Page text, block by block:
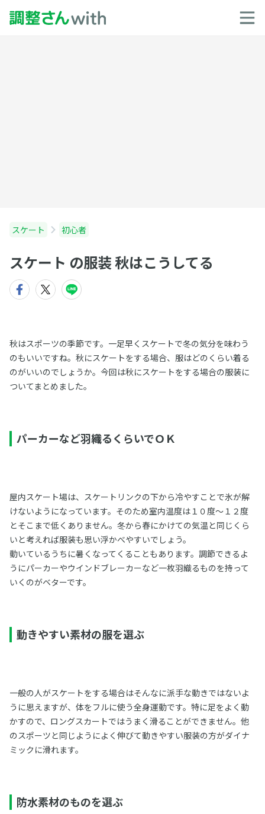
スケート 初心者
スケート の服装 秋はこうしてる
秋はスポーツの季節です。一足早くスケートで冬の気分を味わう
のもいいですね。秋にスケートをする場合、服はどのくらい着る
のがいいのでしょうか。今回は秋にスケートをする場合の服装に
ついてまとめました。
パーカーなど羽織るくらいでＯＫ
屋内スケート場は、スケートリンクの下から冷やすことで氷が解
けないようになっています。そのため室内温度は１０度～１２度
とそこまで低くありません。冬から春にかけての気温と同じくら
いと考えれば服装も思い浮かべやすいでしょう。
動いているうちに暑くなってくることもあります。調節できるよ
うにパーカーやウインドブレーカーなど一枚羽織るものを持って
いくのがベターです。
動きやすい素材の服を選ぶ
一般の人がスケートをする場合はそんなに派手な動きではないよ
うに思えますが、体をフルに使う全身運動です。特に足をよく動
かすので、ロングスカートではうまく滑ることができません。他
のスポーツと同じようによく伸びて動きやすい服装の方がダイナ
ミックに滑れます。
防水素材のものを選ぶ